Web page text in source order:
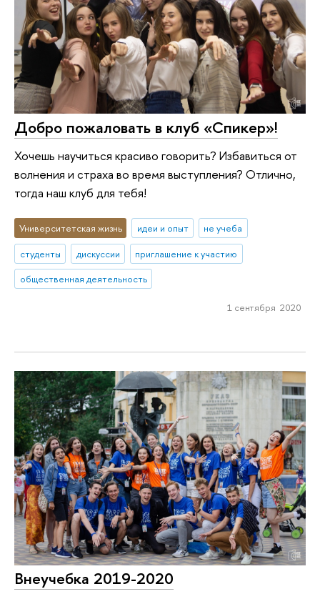
Добро пожаловать в клуб «Спикер»!
Хочешь научиться красиво говорить? Избавиться от
волнения и страха во время выступления? Отлично,
тогда наш клуб для тебя!
Университетская жизнь идеи и опыт
не учеба
студенты
дискуссии
приглашение к участию
общественная деятельность
1 сентября 2020
Внеучебка 2019-2020